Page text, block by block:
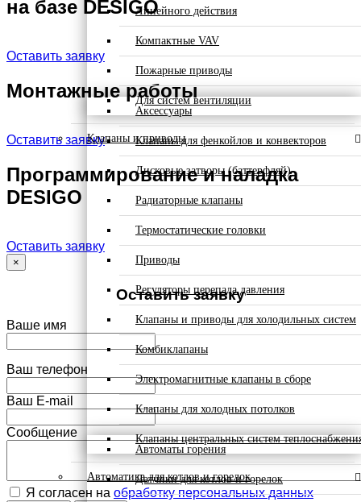
Линейного действия
Компактные VAV
Пожарные приводы
Для систем вентиляции
Клапаны и приводы
Аксессуары
Клапаны для фенкойлов и конвекторов
Дисковые затворы (баттерфляй)
Радиаторные клапаны
Термостатические головки
Приводы
Регуляторы перепада давления
Клапаны и приводы для холодильных систем
Комбиклапаны
Электромагнитные клапаны в сборе
Клапаны для холодных потолков
Клапаны центральных систем
Автоматика для котлов и горелок
Автоматы горения
Датчики для котлов и горелок
на базе DESIGO
Оставить заявку
Монтажные работы
Оставить заявку
Программирование и наладка
DESIGO
Оставить заявку
×
Оставить заявку
Ваше имя
Ваш телефон
Ваш E-mail
Сообщение
Я согласен на обработку персональных данных